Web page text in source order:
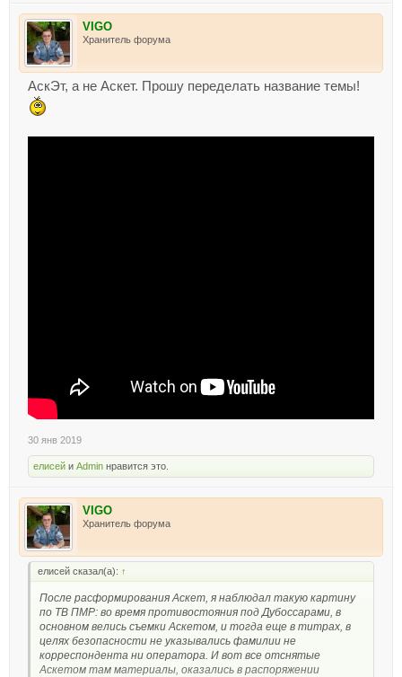
VIGO
Хранитель форума
АскЭт, а не Аскет. Прошу переделать название темы!
30 янв 2019
елисей и Admin нравится это.
VIGO
Хранитель форума
елисей сказал(а): ↑
После расформирования Аскет, я наблюдал такую картину
по ТВ ПМР: во время противостояния под Дубоссарами, в
основном велись съемки Аскетом, и тогда еще в титрах, в
целях безопасности не указывались фамилии не
корреспондента ни оператора. И вот все отснятые
Аскетом там материалы, оказались в распоряжении